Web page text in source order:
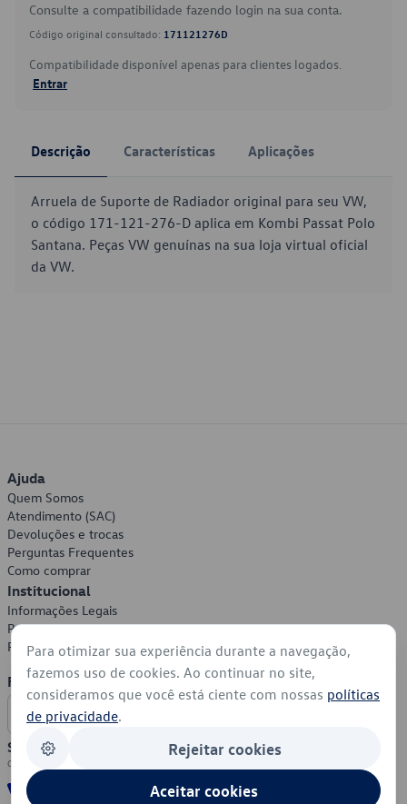
Consulte a compatibilidade fazendo login na sua conta.
Código original consultado: 171121276D
Compatibilidade disponível apenas para clientes logados.
Entrar
Descrição Características Aplicações
Arruela de Suporte de Radiador original para seu VW,
o código 171-121-276-D aplica em Kombi Passat Polo
Santana. Peças VW genuínas na sua loja virtual oficial
da VW.
Ajuda
Quem Somos
Atendimento (SAC)
Devoluções e trocas
Perguntas Frequentes
Como comprar
Institucional
Informações Legais
Política de Privacidade
Política de Cookies
Formas de Pagamento
Segurança
Para otimizar sua experiência durante a navegação,
fazemos uso de cookies. Ao continuar no site,
consideramos que você está ciente com nossas políticas
de privacidade.
Rejeitar cookies
Aceitar cookies